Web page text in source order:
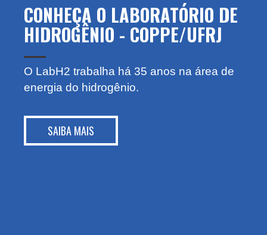
CONHEÇA O LABORATÓRIO DE
HIDROGÊNIO - COPPE/UFRJ
O LabH2 trabalha há 35 anos na área de
energia do hidrogênio.
SAIBA MAIS